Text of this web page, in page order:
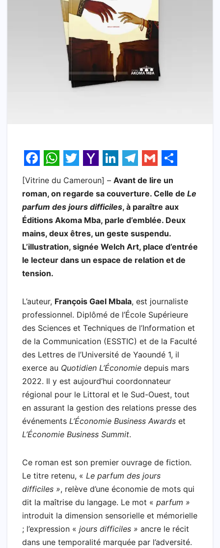
F
a
c
e
b
o
o
W
h
a
t
s
A
p
T
w
i
t
t
e
r
Y
a
h
o
o
M
a
l
L
i
n
k
e
d
I
T
e
l
e
g
r
a
G
m
a
i
l
S
h
a
r
e
[Vitrine du Cameroun] – Avant de lire un
roman, on regarde sa couverture. Celle de Le
parfum des jours difficiles, à paraître aux
Éditions Akoma Mba, parle d’emblée. Deux
mains, deux êtres, un geste suspendu.
L’illustration, signée Welch Art, place d’entrée
le lecteur dans un espace de relation et de
tension.
L’auteur, François Gael Mbala, est journaliste
professionnel. Diplômé de l’École Supérieure
des Sciences et Techniques de l’Information et
de la Communication (ESSTIC) et de la Faculté
des Lettres de l’Université de Yaoundé 1, il
exerce au Quotidien L’Économie depuis mars
2022. Il y est aujourd’hui coordonnateur
régional pour le Littoral et le Sud-Ouest, tout
en assurant la gestion des relations presse des
événements L’Économie Business Awards et
L’Économie Business Summit.
Ce roman est son premier ouvrage de fiction.
Le titre retenu, « Le parfum des jours
difficiles », relève d’une économie de mots qui
dit la maîtrise du langage. Le mot « parfum »
introduit la dimension sensorielle et mémorielle
; l’expression « jours difficiles » ancre le récit
dans une temporalité marquée par l’adversité.